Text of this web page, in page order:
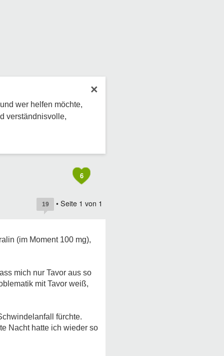
×
wer helfen möchte,
verständnisvolle,
6
19 • Seite 1 von 1
(im Moment 100 mg),
mich nur Tavor aus so
mit Tavor weiß,
fürchte.
Nacht hatte ich wieder so